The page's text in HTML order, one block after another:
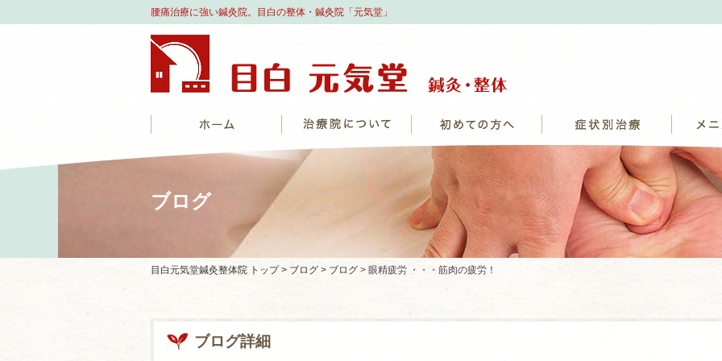
腰痛治療に強い鍼灸院。目白の整体・鍼灸院「元気堂」
ブログ
目白元気堂鍼灸整体院 トップ > ブログ > ブログ > 眼精疲労 ・・・筋肉の疲労！
ブログ詳細